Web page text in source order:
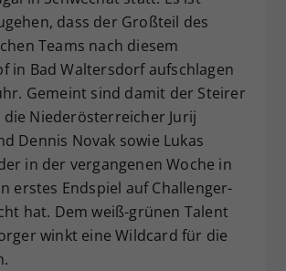
dass der Großteil des
Teams nach diesem
in Bad Waltersdorf aufschlagen
Gemeint sind damit der Steirer
die Niederösterreicher Jurij
Dennis Novak sowie Lukas
in der vergangenen Woche in
erstes Endspiel auf Challenger-
hat. Dem weiß-grünen Talent
winkt eine Wildcard für die